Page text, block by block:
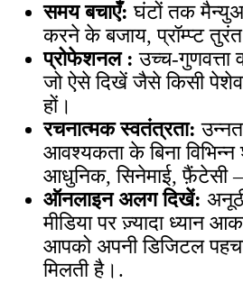
समय बचाएँ: घंटों तक
करने के बजाय, प्रॉम्प्ट
प्रोफेशनल : उच्च-गुणवत्ता
जो ऐसे दिखें जैसे किसी
हों।
रचनात्मक स्वतंत्रता:
आवश्यकता के बिना विभिन्न
आधुनिक, सिनेमाई, फ़ैंटेसी
ऑनलाइन अलग दिखें:
मीडिया पर ज़्यादा ध्यान
आपको अपनी डिजिटल
मिलती है।.